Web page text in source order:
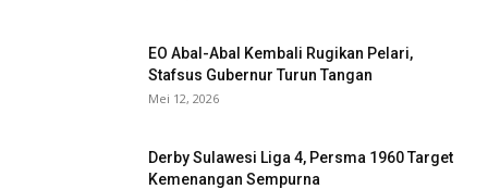
EO Abal-Abal Kembali Rugikan Pelari,
Stafsus Gubernur Turun Tangan
Mei 12, 2026
Derby Sulawesi Liga 4, Persma 1960 Target
Kemenangan Sempurna